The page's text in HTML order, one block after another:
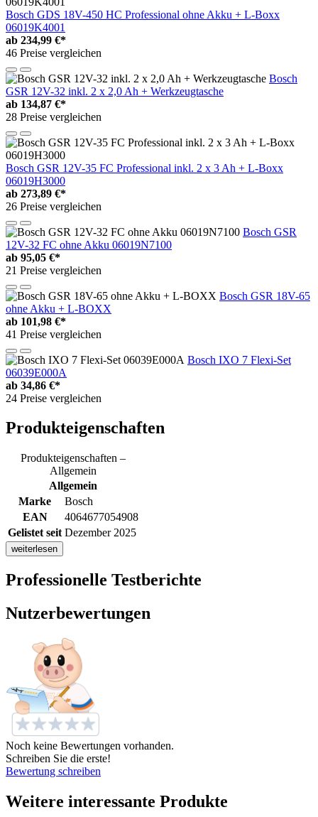
Bosch GDS 18V-450 HC Professional ohne Akku + L-Boxx
06019K4001
ab 234,99 €*
46 Preise vergleichen
Bosch
GSR 12V-32 inkl. 2 x 2,0 Ah + Werkzeugtasche
ab 134,87 €*
28 Preise vergleichen
Bosch GSR 12V-35 FC Professional inkl. 2 x 3 Ah + L-Boxx
06019H3000
ab 273,89 €*
26 Preise vergleichen
Bosch GSR
12V-32 FC ohne Akku 06019N7100
ab 95,05 €*
21 Preise vergleichen
Bosch GSR 18V-65
ohne Akku + L-BOXX
ab 101,98 €*
41 Preise vergleichen
Bosch IXO 7 Flexi-Set
06039E000A
ab 34,86 €*
24 Preise vergleichen
Produkteigenschaften
Produkteigenschaften –
Allgemein
Allgemein
Marke
Bosch
EAN
4064677054908
Gelistet seit Dezember 2025
weiterlesen
Professionelle Testberichte
Nutzerbewertungen
Noch keine Bewertungen vorhanden.
Schreiben Sie die erste!
Bewertung schreiben
Weitere interessante Produkte